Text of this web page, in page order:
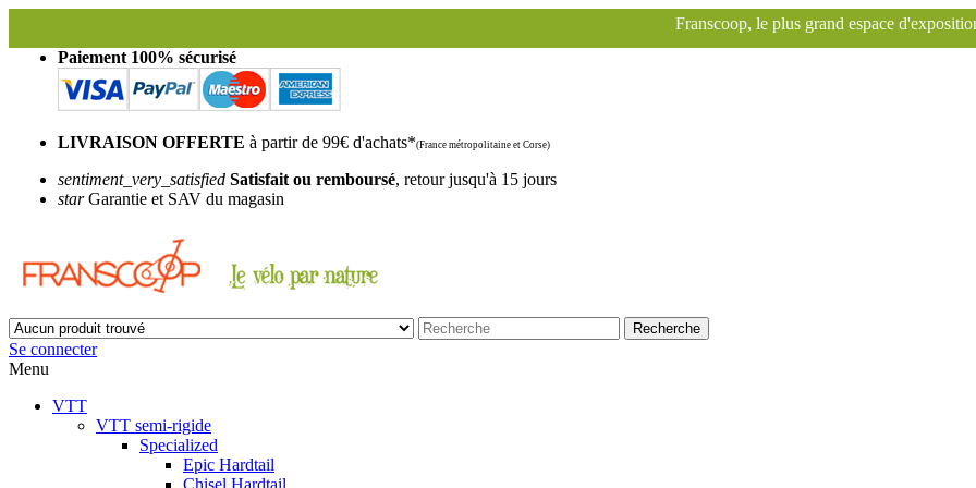
Franscoop, le plus grand espace d'exposition Specialized à
Paiement 100% sécurisé
LIVRAISON OFFERTE à partir de 99€ d'achats*(France métropolitaine et Corse)
sentiment_very_satisfied Satisfait ou remboursé, retour jusqu'à 15 jours
starGarantie et SAV du magasin
Recherche
Se connecter
Menu
VTT
VTT semi-rigide
Specialized
Epic Hardtail
Chisel Hardtail